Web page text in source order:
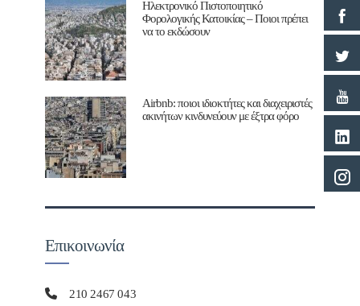
Ηλεκτρονικό Πιστοποιητικό
Φορολογικής Κατοικίας – Ποιοι πρέπει
να το εκδώσουν
Airbnb: ποιοι ιδιοκτήτες και διαχειριστές
ακινήτων κινδυνεύουν με έξτρα φόρο
Επικοινωνία
210 2467 043